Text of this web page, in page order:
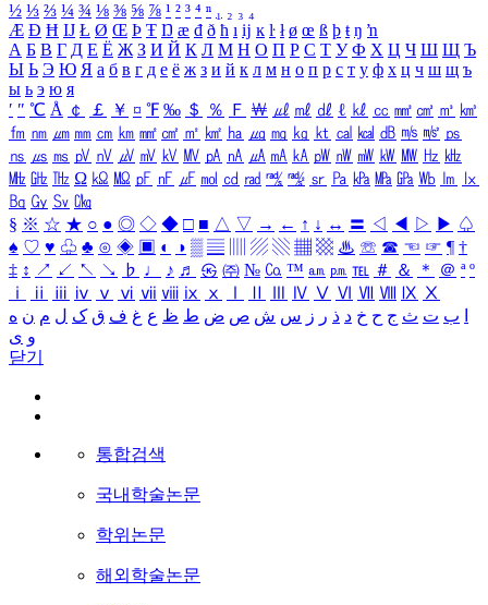
½ ⅓ ⅔ ¼ ¾ ⅛ ⅜ ⅝ ⅞ ¹ ² ³ ⁴ ⁿ ₁ ₂ ₃ ₄
Æ Ð Ħ Ĳ Ł Ø Œ Þ Ŧ Ŋ æ đ ð ħ ı ĳ ĸ ŀ ł ø œ ß þ ŧ ŋ ŉ
А Б В Г Д Е Ё Ж З И Й К Л М Н О П Р С Т У Ф Х Ц Ч Ш Щ Ъ
Ы Ь Э Ю Я а б в г д е ё ж з и й к л м н о п р с т у ф х ц ч ш щ ъ
ы ь э ю я
′ ″ ℃ Å ￠ ￡ ￥ ¤ ℉ ‰ ＄ ％ Ｆ ￦ ㎕ ㎖ ㎗ ℓ ㎘ ㏄ ㎣ ㎤ ㎥ ㎦
㎙ ㎚ ㎛ ㎜ ㎝ ㎞ ㎟ ㎠ ㎡ ㎢ ㏊ ㎍ ㎎ ㎏ ㏏ ㎈ ㎉ ㏈ ㎧ ㎨ ㎰
㎱ ㎲ ㎳ ㎴ ㎵ ㎶ ㎷ ㎸ ㎹ ㎀ ㎁ ㎂ ㎃ ㎄ ㎺ ㎻ ㎽ ㎾ ㎿ ㎐ ㎑
㎒ ㎓ ㎔ Ω ㏀ ㏁ ㎊ ㎋ ㎌ ㏖ ㏅ ㎭ ㎮ ㎯ ㏛ ㎩ ㎪ ㎫ ㎬ ㏝ ㏐
㏓
㏃ ㏉ ㏜ ㏆
§ ※ ☆ ★ ○ ● ◎ ◇ ◆ □ ■ △ ▽ → ← ↑ ↓ ↔ 〓 ◁ ◀ ▷ ▶ ♤
♠ ♡ ♥ ♧ ♣ ⊙ ◈ ▣ ◐ ◑ ▒ ▤ ▨ ▧ ▦ ▩ ♨ ☏ ☎ ☜ ☞ ¶ †
‡ ↕ ↗ ↙ ↖ ↘ ♭ ♩ ♪ ♬ ㉿ ㈜ № ㏇ ™ ㏂ ㏘ ℡ ＃ ＆ ＊ ＠ ª º
ⅰ
ⅱ ⅲ ⅳ ⅴ ⅵ ⅶ ⅷ ⅸ ⅹ Ⅳ Ⅴ Ⅵ Ⅶ Ⅷ Ⅸ Ⅹ
ب ت ث ج ح خ د ذ ر ز س ش ص ض ط ظ ع غ ف ق ک ل م ن ه
و ی
닫기
통합검색
국내학술논문
학위논문
해외학술논문